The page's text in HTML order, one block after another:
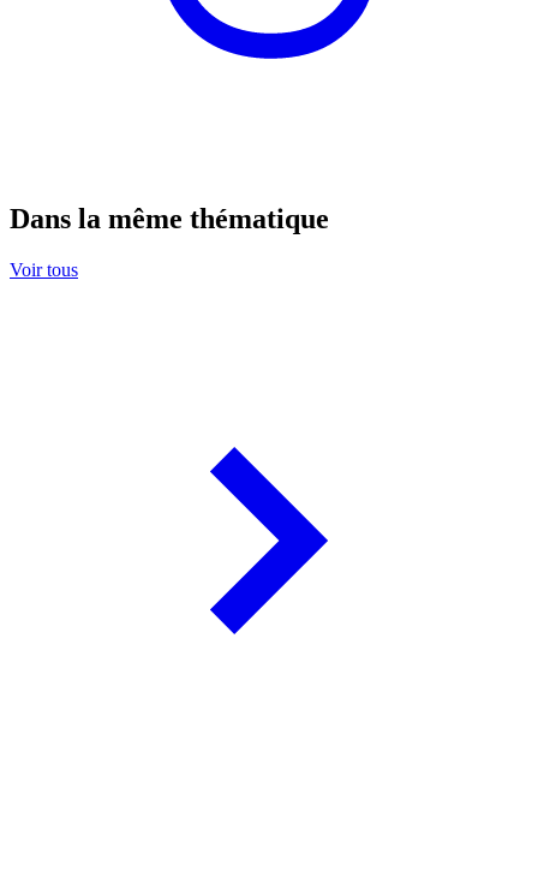
Dans la même thématique
Voir tous